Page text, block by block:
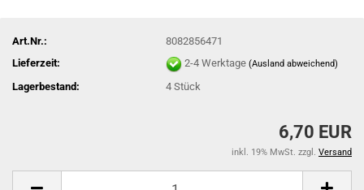
Art.Nr.:
8082856471
Lieferzeit:
2-4 Werktage(Ausland abweichend)
Lagerbestand: 4Stück
6,70 EUR
inkl. 19% MwSt. zzgl. Versand